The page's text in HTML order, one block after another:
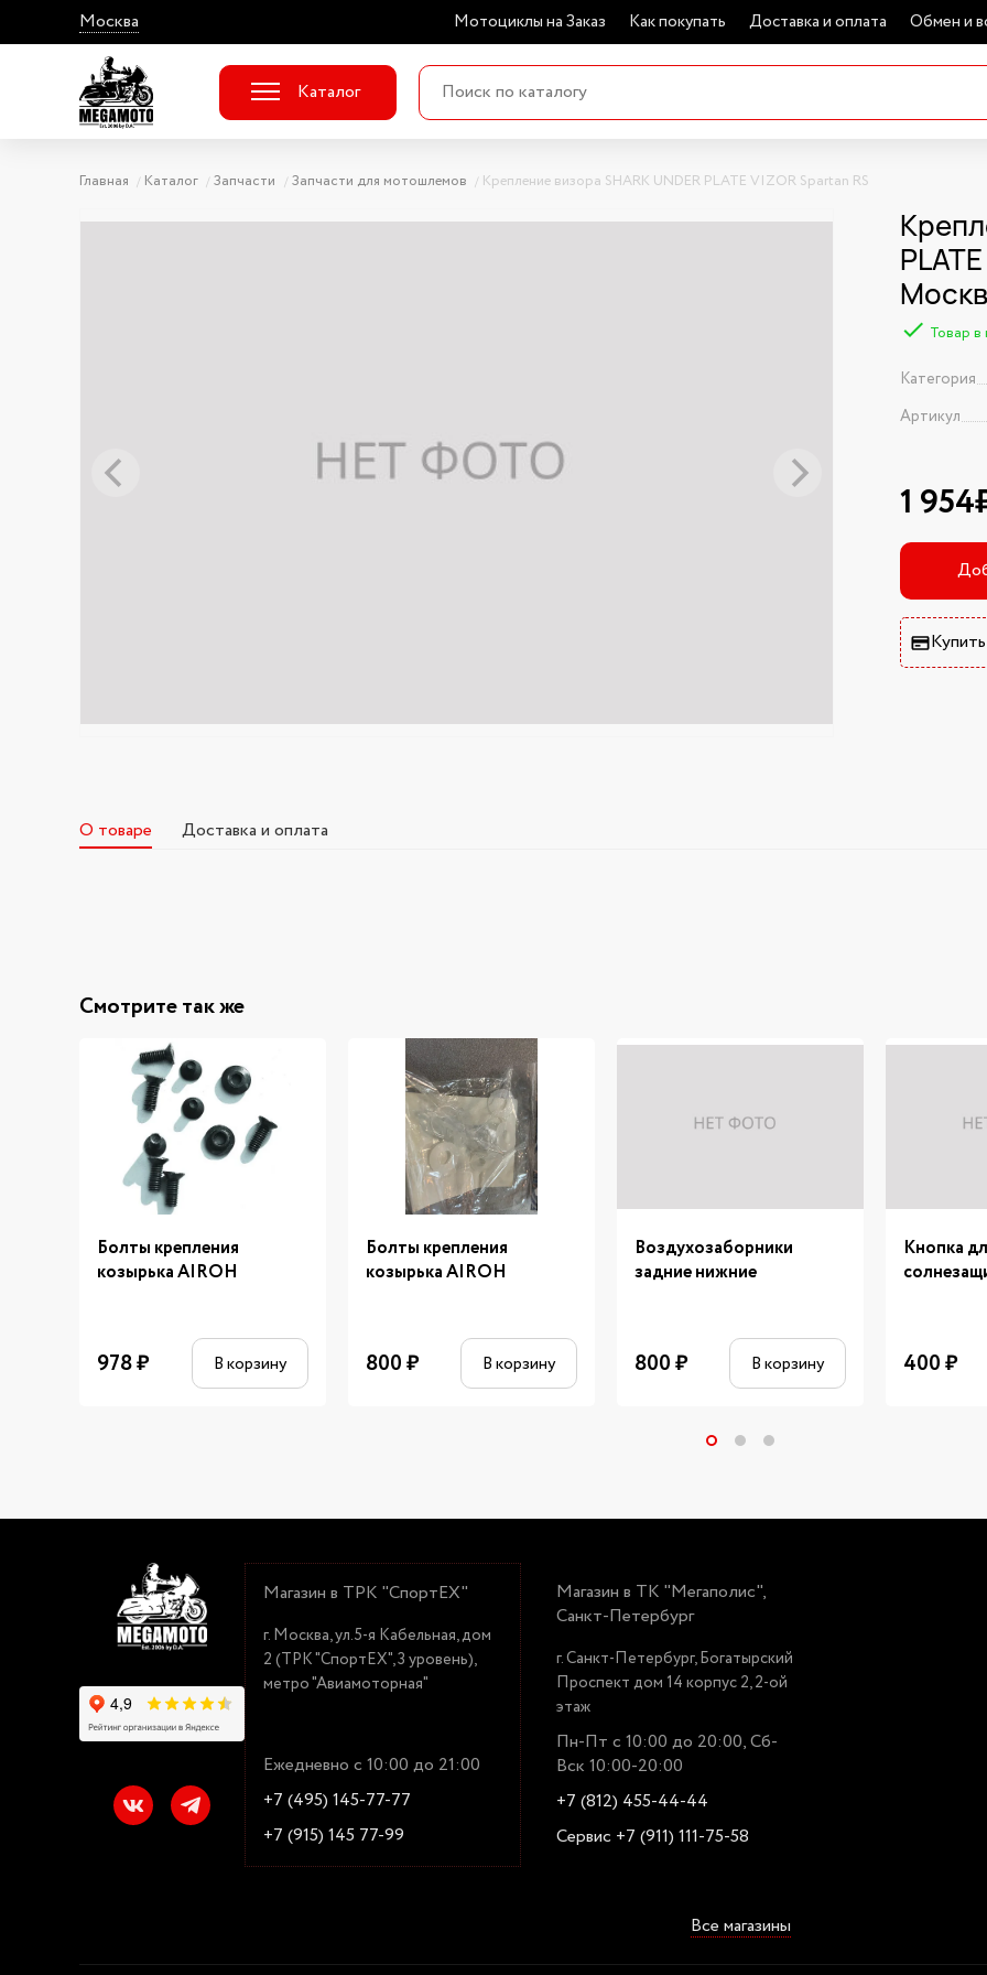
Москва Мотоциклы на Заказ Как покупать Доставка и оплата Обмен и
Каталог
Главная Каталог Запчасти Запчасти для мотошлемов Крепление визора SHARK UNDER PLATE VIZOR Spartan RS
Товар в
Категория
Артикул
1
О товаре Доставка и оплата
Смотрите так же
Болты крепления
козырька AIROH
978₽ В корзину
Болты крепления
козырька AIROH
800₽ В корзину
Воздухозаборники
задние нижние
800₽ В корзину
Кнопка
400₽
Магазин в ТРК "СпортЕХ"
г. Москва, ул.5-я Кабельная, дом
2 (ТРК "СпортЕХ", 3 уровень),
метро "Авиамоторная"
Ежедневно с 10:00 до 21:00
+7 (495) 145-77-77
+7 (915) 145 77-99
Магазин в ТК "Мегаполис",
Санкт-Петербург
г. Санкт-Петербург, Богатырский
Проспект дом 14 корпус 2, 2-ой
этаж
Пн-Пт с 10:00 до 20:00, Сб-
Вск 10:00-20:00
+7 (812) 455-44-44
Сервис +7 (911) 111-75-58
Все магазины